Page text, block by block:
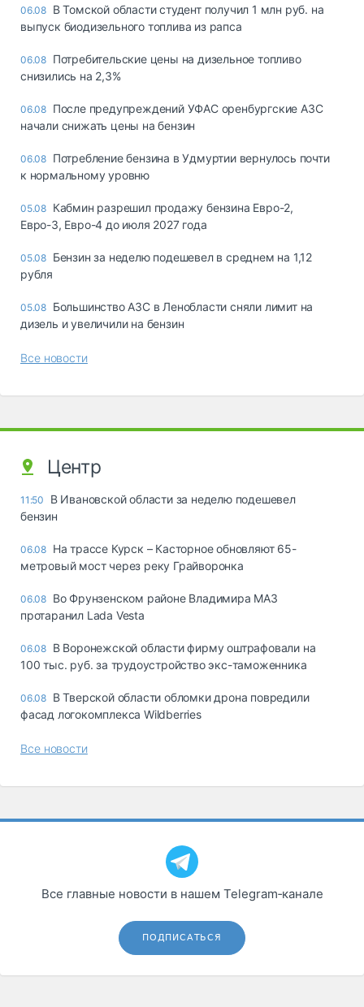
06.08 В Томской области студент получил 1 млн руб. на
выпуск биодизельного топлива из рапса
06.08 Потребительские цены на дизельное топливо
снизились на 2,3%
06.08 После предупреждений УФАС оренбургские АЗС
начали снижать цены на бензин
06.08 Потребление бензина в Удмуртии вернулось почти
к нормальному уровню
05.08 Кабмин разрешил продажу бензина Евро-2,
Евро-3, Евро-4 до июля 2027 года
05.08 Бензин за неделю подешевел в среднем на 1,12
рубля
05.08 Большинство АЗС в Ленобласти сняли лимит на
дизель и увеличили на бензин
Все новости
Центр
11:50
В Ивановской области за неделю подешевел
бензин
06.08 На трассе Курск – Касторное обновляют 65-
метровый мост через реку Грайворонка
06.08 Во Фрунзенском районе Владимира МАЗ
протаранил Lada Vesta
06.08 В Воронежской области фирму оштрафовали на
100 тыс. руб. за трудоустройство экс-таможенника
06.08 В Тверской области обломки дрона повредили
фасад логокомплекса Wildberries
Все новости
Все главные новости в нашем Telegram‑канале
ПОДПИСАТЬСЯ